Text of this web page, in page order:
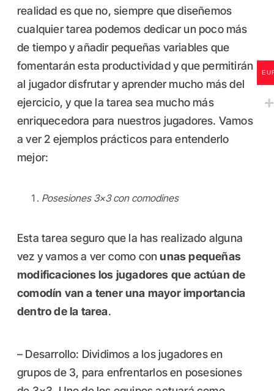
realidad es que no, siempre que diseñemos
cualquier tarea podemos dedicar un poco más
de tiempo y añadir pequeñas variables que
fomentarán esta productividad y que permitirán
al jugador disfrutar y aprender mucho más del
ejercicio, y que la tarea sea mucho más
enriquecedora para nuestros jugadores. Vamos
a ver 2 ejemplos prácticos para entenderlo
mejor:
Posesiones 3×3 con comodines
Esta tarea seguro que la has realizado alguna
vez y vamos a ver como conunas pequeñas
modificaciones los jugadores que actúan de
comodín van a tener una mayor importancia
dentro de la tarea.
– Desarrollo: Dividimos a los jugadores en
grupos de 3, para enfrentarlos en posesiones